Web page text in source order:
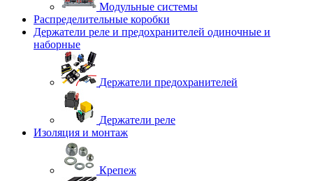
Модульные системы
Распределительные коробки
Держатели реле и предохранителей одиночные и
наборные
Держатели предохранителей
Держатели реле
Изоляция и монтаж
Крепеж